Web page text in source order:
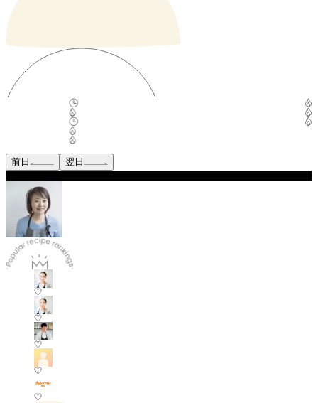
前日 翌日